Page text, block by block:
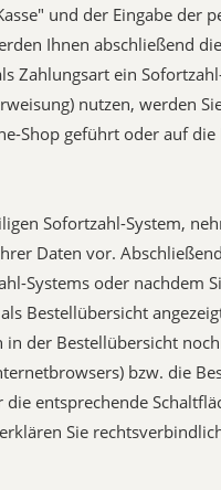
und der Eingabe der
Ihnen abschließend
Zahlungsart ein
nutzen, werden
Shop geführt oder auf
Sofortzahl-System,
Daten vor.
Systems oder nachdem
Bestellübersicht
in der Bestellübersicht
bzw. die
entsprechende
Sie